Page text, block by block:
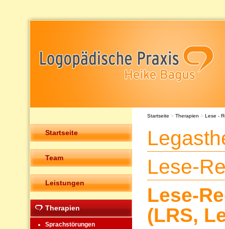
Startseite
Team
Leistungen
Therapien
Sprachstörungen
Startseite > Therapien > Lese -
Lese-
Lese-
(LRS,